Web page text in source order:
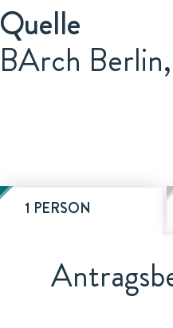
Quelle
BArch
1 PERSON